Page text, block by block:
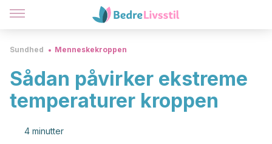
Sundhed Menneskekroppen
Sådan påvirker ekstreme
temperaturer kroppen
4 minutter